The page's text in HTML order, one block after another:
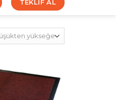
TEKLİF AL